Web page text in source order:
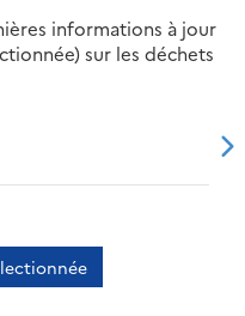
informations à jour
sur les déchets